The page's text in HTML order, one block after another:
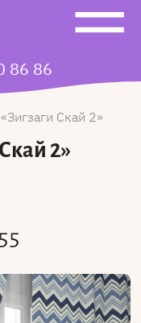
86 86
Зигзаги Скай 2
2»